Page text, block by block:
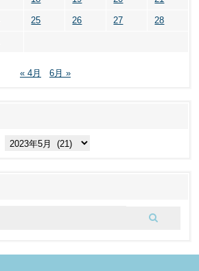
25 26 27 28
« 4月 6月 »